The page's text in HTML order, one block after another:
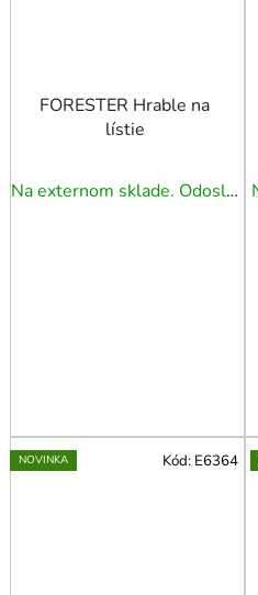
FORESTER Hrable na
lístie
Na externom sklade. Odoslanie 3 - 5 prac. dní.
NOVINKA Kód: E6364